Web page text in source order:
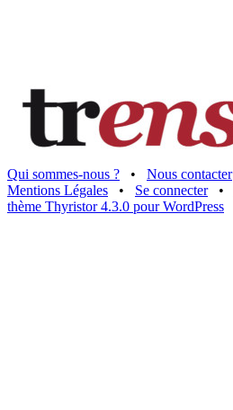
Qui sommes-nous ? • Nous contacter
Mentions Légales
• Se connecter •
thème Thyristor 4.3.0 pour WordPress